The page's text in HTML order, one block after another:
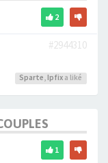
2
#2944310
Sparte, Ipfix a liké
1